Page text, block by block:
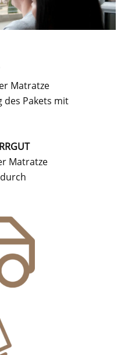
Matratze
des Pakets mit
Matratze